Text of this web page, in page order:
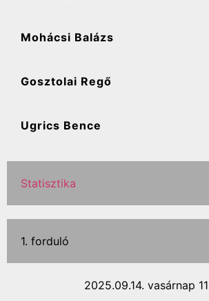
Mohácsi Balázs
Gosztolai Regő
Ugrics Bence
Statisztika
1. forduló
2025.09.14. vasárnap